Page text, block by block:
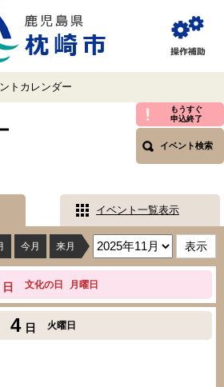
覧
補
トカレンダー
もうすぐ
申込終了
イベント検索
イベント一覧表示
今月 来月
日 文化の日 月曜日
4 日 火曜日